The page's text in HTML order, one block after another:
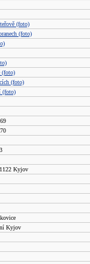
(foto)
(foto)
(foto)
(foto)
(foto)
Kyjov
Kyjov